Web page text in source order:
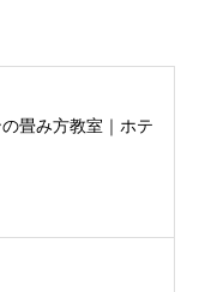
畳み方教室｜ホテ